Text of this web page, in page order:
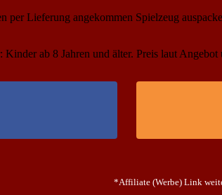
per Lieferung angekommen Spielzeug
ab 8 Jahren und älter. Preis laut
*Affiliate (Werbe) Link